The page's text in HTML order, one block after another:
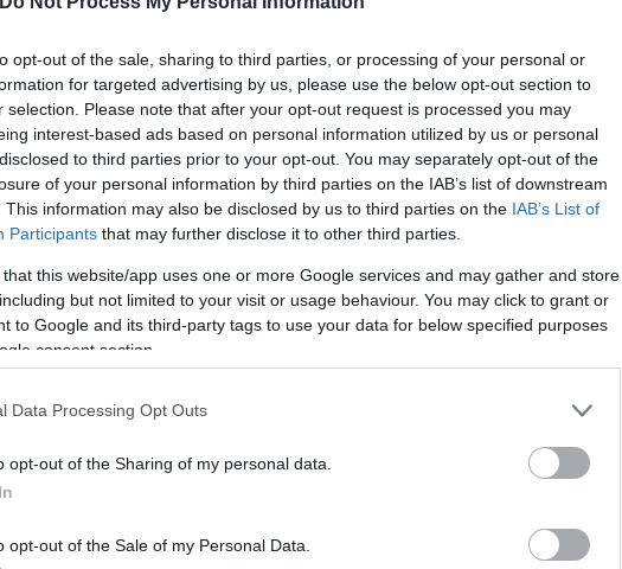
opt-out of the sale, sharing to third parties, or processing of your personal or
for targeted advertising by us, please use the below opt-out section to
selection. Please note that after your opt-out request is processed you may
interest-based ads based on personal information utilized by us or personal
to third parties prior to your opt-out. You may separately opt-out of the
of your personal information by third parties on the IAB’s list of downstream
This information may also be disclosed by us to third parties on the IAB’s List of
Participants that may further disclose it to other third parties.
that this website/app uses one or more Google services and may gather and store
but not limited to your visit or usage behaviour. You may click to grant or
to Google and its third-party tags to use your data for below specified purposes
consent section.
Data Processing Opt Outs
opt-out of the Sharing of my personal data.
opt-out of the Sale of my Personal Data.
τη δημοσιονομική παράλυση, εκπνέει τα μεσάνυχτα
οικονομία στον κόσμο βρίσκεται αντιμέτωπη με